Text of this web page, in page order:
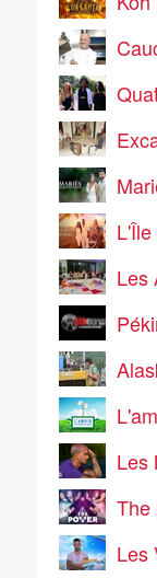
Les
Les
The
Les